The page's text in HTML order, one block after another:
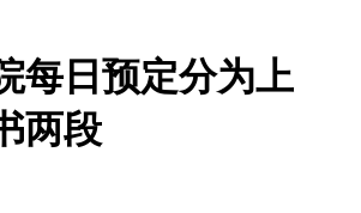
每日预定分为上
两段